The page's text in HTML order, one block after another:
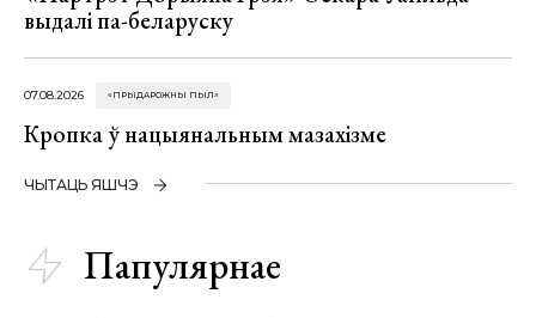
выдалі па-беларуску
07.08.2026 «ПРЫДАРОЖНЫ ПЫЛ»
Кропка ў нацыянальным мазахізме
ЧЫТАЦЬ ЯШЧЭ
Папулярнае